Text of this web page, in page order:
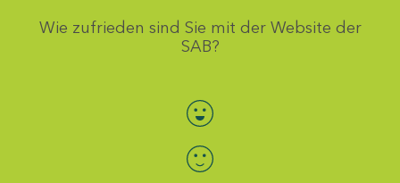
Wie zufrieden sind Sie mit der Website der
SAB?
Bewertung auswählen